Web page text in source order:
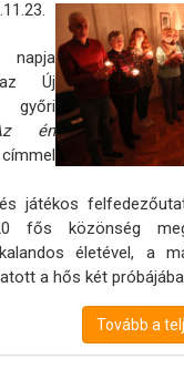
az Új
győri
én
játékos
fős közönség
életével, a
a hős két
Tovább a